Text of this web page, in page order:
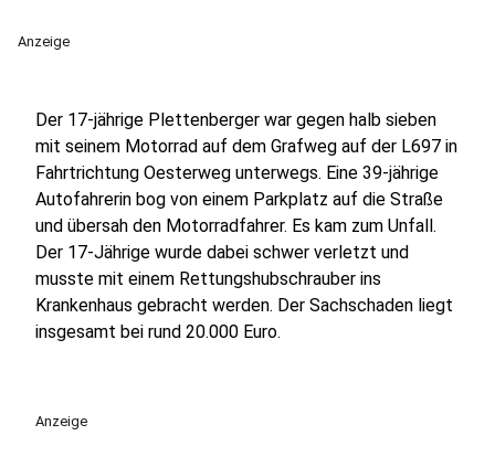
Anzeige
Der 17-jährige Plettenberger war gegen halb sieben
mit seinem Motorrad auf dem Grafweg auf der L697 in
Fahrtrichtung Oesterweg unterwegs. Eine 39-jährige
Autofahrerin bog von einem Parkplatz auf die Straße
und übersah den Motorradfahrer. Es kam zum Unfall.
Der 17-Jährige wurde dabei schwer verletzt und
musste mit einem Rettungshubschrauber ins
Krankenhaus gebracht werden. Der Sachschaden liegt
insgesamt bei rund 20.000 Euro.
Anzeige